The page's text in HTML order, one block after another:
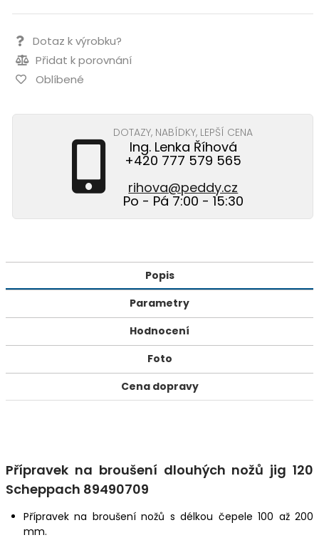
Dotaz k výrobku?
Přidat k porovnání
Oblíbené
DOTAZY, NABÍDKY, LEPŠÍ CENA
Ing. Lenka Říhová
+420 777 579 565
rihova@peddy.cz
Po - Pá 7:00 - 15:30
Popis
Parametry
Hodnocení
Foto
Cena dopravy
Přípravek na broušení dlouhých nožů jig 120
Scheppach 89490709
Přípravek na broušení nožů s délkou čepele 100 až 200
mm.